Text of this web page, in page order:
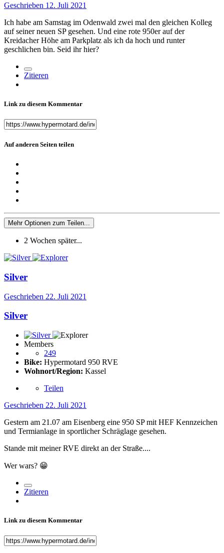
Geschrieben 12. Juli 2021
Ich habe am Samstag im Odenwald zwei mal den gleichen Kolleg
auf seiner neuen SP gesehen. Und eine rote 950er auf der
Kreidacher Höhe am Parkplatz als ich da hoch und runter
geschlichen bin. Seid ihr hier?
Zitieren
Link zu diesem Kommentar
Auf anderen Seiten teilen
Mehr Optionen zum Teilen...
2 Wochen später...
Silver
Geschrieben 22. Juli 2021
Silver
Members
249
Bike: Hypermotard 950 RVE
Wohnort/Region: Kassel
Teilen
Geschrieben 22. Juli 2021
Gestern am 21.07 am Eisenberg eine 950 SP mit HEF Kennzeichen
und Termianlage in sportlicher Schräglage gesehen.
Stande mit meiner RVE direkt an der Straße....
Wer wars? 😁
Zitieren
Link zu diesem Kommentar